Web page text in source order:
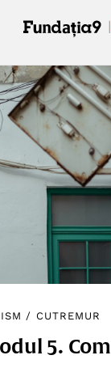
/ CUTREMUR
5.